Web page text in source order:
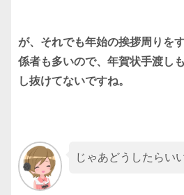
が、それでも年始の挨拶周りを
係者も多いので、年賀状手渡し
し抜けてないですね。
じゃあどうしたらい